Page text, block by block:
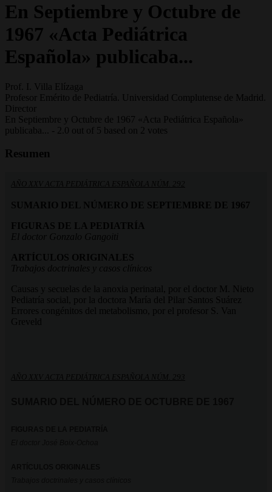
En Septiembre y Octubre de
1967 «Acta Pediátrica
Española» publicaba...
Prof. I. Villa Elízaga
Profesor Emérito de Pediatría. Universidad Complutense de Madrid.
Director
En Septiembre y Octubre de 1967 «Acta Pediátrica Española»
publicaba...
- 2.0 out of 5 based on 2 votes
Resumen
AÑO XXV ACTA PEDIÁTRICA ESPAÑOLA NÚM. 292
SUMARIO DEL NÚMERO DE SEPTIEMBRE DE 1967
FIGURAS DE LA PEDIATRÍA
El doctor Gonzalo Gangoiti
ARTÍCULOS ORIGINALES
Trabajos doctrinales y casos clínicos
Causas y secuelas de la anoxia perinatal, por el doctor M. Nieto
Pediatría social, por la doctora María del Pilar Santos Suárez
Errores congénitos del metabolismo, por el profesor S. Van
Greveld
AÑO XXV ACTA PEDIÁTRICA ESPAÑOLA NÚM. 293